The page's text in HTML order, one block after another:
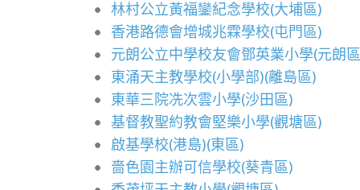
林村公立黃福鑾紀念學校(大埔區)
香港路德會增城兆霖學校(屯門區)
元朗公立中學校友會鄧英業小學(元朗
東涌天主教學校(小學部)(離島區)
東華三院冼次雲小學(沙田區)
基督教聖約教會堅樂小學(觀塘區)
啟基學校(港島)(東區)
嗇色園主辦可信學校(葵青區)